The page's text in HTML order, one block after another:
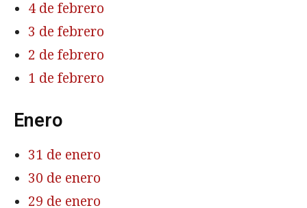
4 de febrero
3 de febrero
2 de febrero
1 de febrero
Enero
31 de enero
30 de enero
29 de enero